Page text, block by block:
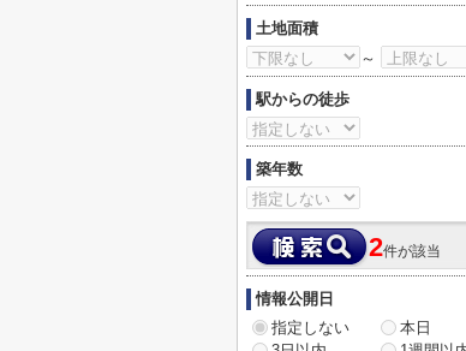
土地面積
～
駅からの徒歩
築年数
2件が該当
情報公開日
指定しない
本日